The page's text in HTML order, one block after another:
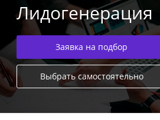
Лидогенерация
Заявка на подбор
Выбрать самостоятельно